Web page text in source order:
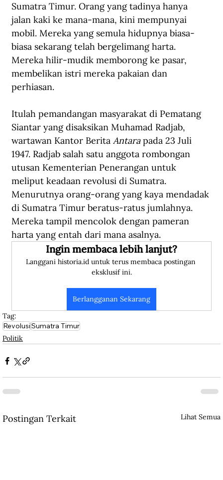
Sumatra Timur. Orang yang tadinya hanya
jalan kaki ke mana-mana, kini mempunyai
mobil. Mereka yang semula hidupnya biasa-
biasa sekarang telah bergelimang harta.
Mereka hilir-mudik memborong ke pasar,
membelikan istri mereka pakaian dan
perhiasan.
Itulah pemandangan masyarakat di Pematang
Siantar yang disaksikan Muhamad Radjab,
wartawan Kantor Berita Antara pada 23 Juli
1947. Radjab salah satu anggota rombongan
utusan Kementerian Penerangan untuk
meliput keadaan revolusi di Sumatra.
Menurutnya orang-orang yang kaya mendadak
di Sumatra Timur beratus-ratus jumlahnya.
Mereka tampil mencolok dengan pameran
harta yang entah dari mana asalnya.
Ingin membaca lebih lanjut?
Langgani historia.id untuk terus membaca postingan
eksklusif ini.
Berlangganan Sekarang
Tag:
RevolusiSumatra Timur
Politik
Postingan Terkait Lihat Semua